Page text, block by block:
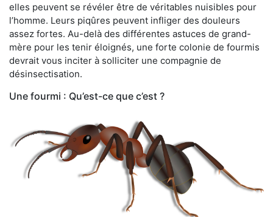
elles peuvent se révéler être de véritables nuisibles pour
l’homme. Leurs piqûres peuvent infliger des douleurs
assez fortes. Au-delà des différentes astuces de grand-
mère pour les tenir éloignés, une forte colonie de fourmis
devrait vous inciter à solliciter une compagnie de
désinsectisation.
Une fourmi : Qu’est-ce que c’est ?